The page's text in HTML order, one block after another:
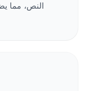
النص، مما